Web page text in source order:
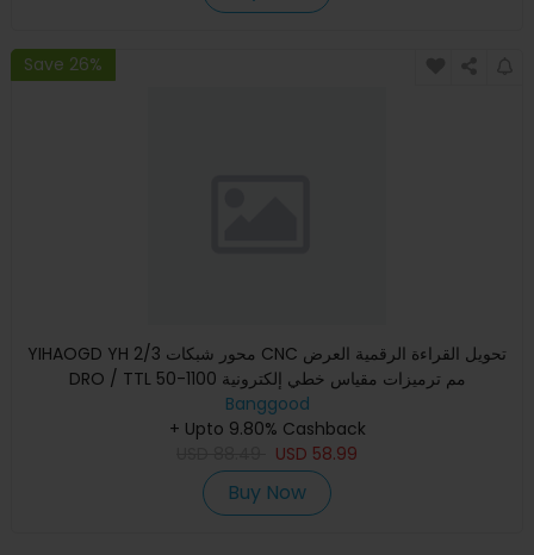
Save 26%
YIHAOGD YH 2/3 محور شبكات CNC تحويل القراءة الرقمية العرض
DRO / TTL 50-1100 مم ترميزات مقياس خطي إلكترونية
Banggood
+ Upto 9.80% Cashback
USD 58.99
Buy Now